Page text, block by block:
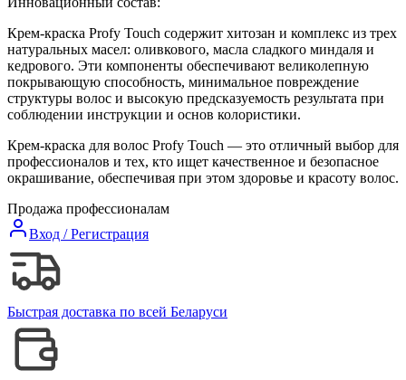
Крем-краска Profy Touch содержит хитозан и комплекс из трех
натуральных масел: оливкового, масла сладкого миндаля и
кедрового. Эти компоненты обеспечивают великолепную
покрывающую способность, минимальное повреждение
структуры волос и высокую предсказуемость результата при
соблюдении инструкции и основ колористики.
Крем-краска для волос Profy Touch — это отличный выбор для
профессионалов и тех, кто ищет качественное и безопасное
окрашивание, обеспечивая при этом здоровье и красоту волос.
Продажа профессионалам
Вход / Регистрация
Быстрая доставка по всей Беларуси